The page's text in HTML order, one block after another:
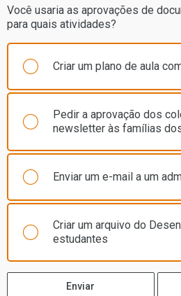
Você usaria as aprovações de
para quais atividades?
Criar um plano de aula
Pedir a aprovação dos
newsletter às famílias
Enviar um e-mail a um
Criar um arquivo do
estudantes
Enviar